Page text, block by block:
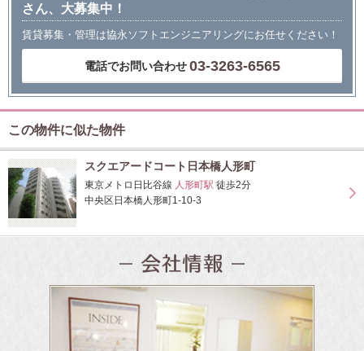
さん、大募集中！
賃貸募集・管理は協永ソフトエンジニアリングにお任せください！
電話でお問い合わせ 03-3263-6565
この物件に似た物件
スクエアードコート日本橋人形町
東京メトロ日比谷線 人形町駅 徒歩2分
中央区日本橋人形町1-10-3